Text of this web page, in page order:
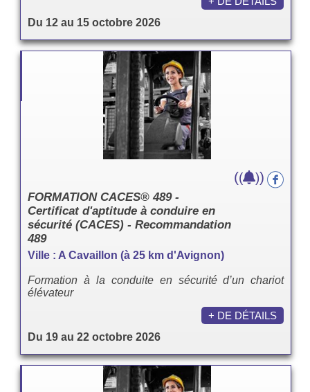
Du 12 au 15 octobre 2026
FORMATION CACES® 489 -
Certificat d'aptitude à conduire en
sécurité (CACES) - Recommandation
489
Ville : A Cavaillon (à 25 km d'Avignon)
Formation à la conduite en sécurité d’un chariot
élévateur
Du 19 au 22 octobre 2026
(( ))
+ DE DÉTAILS